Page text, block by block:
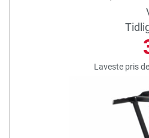
Laveste pris